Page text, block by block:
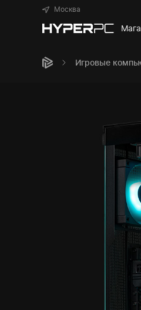
Москва
Игровые